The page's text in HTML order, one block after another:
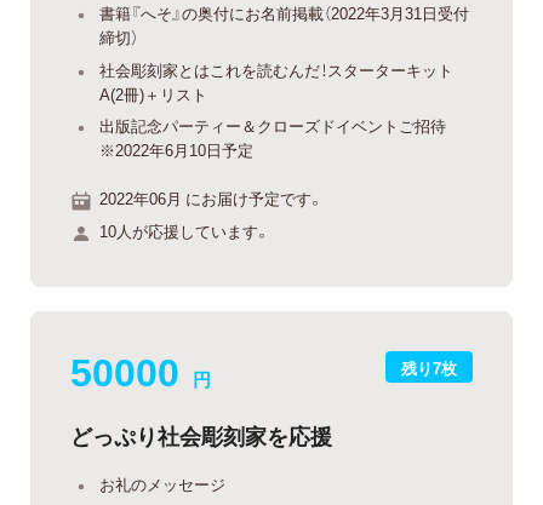
書籍『へそ』の奥付にお名前掲載（2022年3月31日受付
締切）
社会彫刻家とはこれを読むんだ！スターターキット
A(2冊)＋リスト
出版記念パーティー＆クローズドイベントご招待
※2022年6月10日予定
2022年06月 にお届け予定です。
10人が応援しています。
残り7枚
50000 円
どっぷり社会彫刻家を応援
お礼のメッセージ